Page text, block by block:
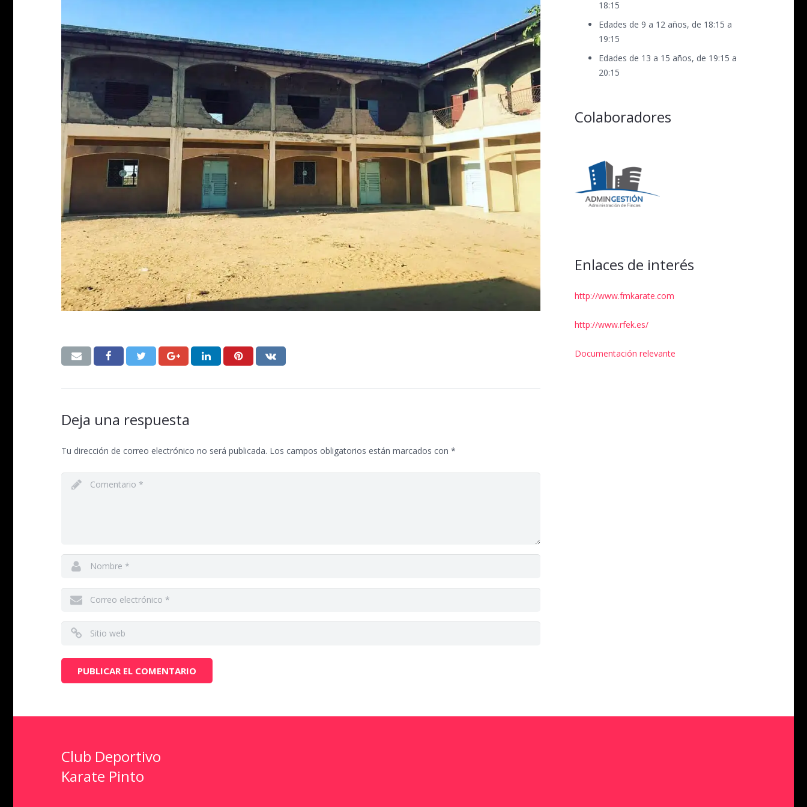
Deja una respuesta
Tu dirección de correo electrónico no será publicada. Los campos obligatorios están marcados con *
18:15
Edades de 9 a 12 años, de 18:15 a
19:15
Edades de 13 a 15 años, de 19:15 a
20:15
Colaboradores
Enlaces de interés
http://www.fmkarate.com
http://www.rfek.es/
Documentación relevante
Club Deportivo
Karate Pinto